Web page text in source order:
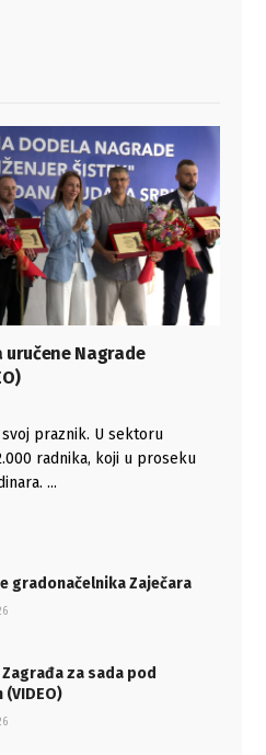
uručene Nagrade
praznik. U sektoru
radnika, koji u proseku
...
gradonačelnika Zaječara
za sada pod